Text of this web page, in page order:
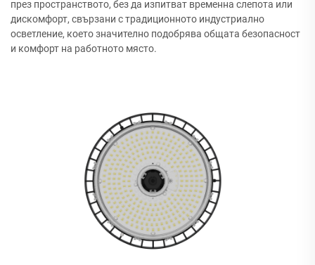
през пространството, без да изпитват временна слепота или
дискомфорт, свързани с традиционното индустриално
осветление, което значително подобрява общата безопасност
и комфорт на работното място.